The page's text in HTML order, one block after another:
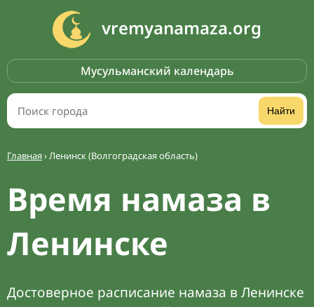
vremyanamaza.org
Мусульманский календарь
Найти
Главная›Ленинск (Волгоградская область)
Время намаза в
Ленинске
Достоверное расписание намаза в Ленинске